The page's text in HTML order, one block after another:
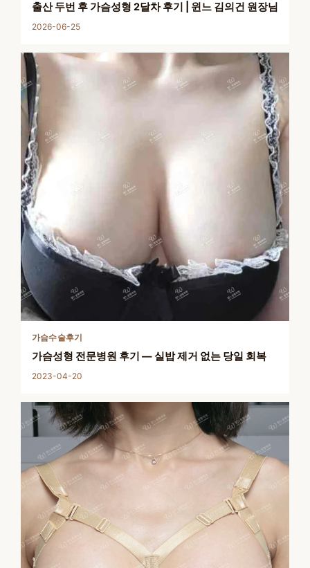
출산 두번 후 가슴성형 2달차 후기 | 윈느 김의건 원장님
2026-06-25
가슴수술후기
가슴성형 전문병원 후기 — 실밥 제거 없는 당일 회복
2023-04-20